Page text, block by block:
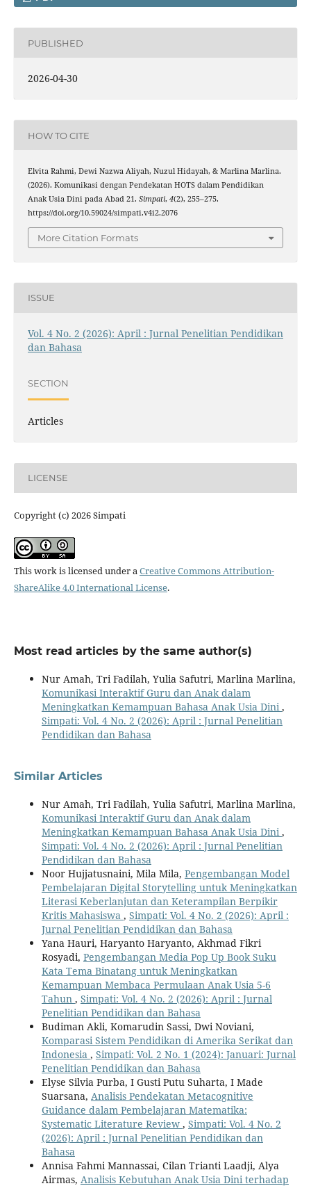
PUBLISHED
2026-04-30
HOW TO CITE
Elvita Rahmi, Dewi Nazwa Aliyah, Nuzul Hidayah, & Marlina Marlina.
(2026). Komunikasi dengan Pendekatan HOTS dalam Pendidikan
Anak Usia Dini pada Abad 21. Simpati, 4(2), 255–275.
https://doi.org/10.59024/simpati.v4i2.2076
More Citation Formats
ISSUE
Vol. 4 No. 2 (2026): April : Jurnal Penelitian Pendidikan
dan Bahasa
SECTION
Articles
LICENSE
Copyright (c) 2026 Simpati
This work is licensed under aCreative Commons Attribution-
ShareAlike 4.0 International License.
Most read articles by the same author(s)
Nur Amah, Tri Fadilah, Yulia Safutri, Marlina Marlina,
Komunikasi Interaktif Guru dan Anak dalam
Meningkatkan Kemampuan Bahasa Anak Usia Dini,
Simpati: Vol. 4 No. 2 (2026): April : Jurnal Penelitian
Pendidikan dan Bahasa
Similar Articles
Nur Amah, Tri Fadilah, Yulia Safutri, Marlina Marlina,
Komunikasi Interaktif Guru dan Anak dalam
Meningkatkan Kemampuan Bahasa Anak Usia Dini,
Simpati: Vol. 4 No. 2 (2026): April : Jurnal Penelitian
Pendidikan dan Bahasa
Noor Hujjatusnaini, Mila Mila, Pengembangan Model
Pembelajaran Digital Storytelling untuk Meningkatkan
Literasi Keberlanjutan dan Keterampilan Berpikir
Kritis Mahasiswa , Simpati: Vol. 4 No. 2 (2026): April :
Jurnal Penelitian Pendidikan dan Bahasa
Yana Hauri, Haryanto Haryanto, Akhmad Fikri
Rosyadi, Pengembangan Media Pop Up Book Suku
Kata Tema Binatang untuk Meningkatkan
Kemampuan Membaca Permulaan Anak Usia 5-6
Tahun , Simpati: Vol. 4 No. 2 (2026): April : Jurnal
Penelitian Pendidikan dan Bahasa
Budiman Akli, Komarudin Sassi, Dwi Noviani,
Komparasi Sistem Pendidikan di Amerika Serikat dan
Indonesia , Simpati: Vol. 2 No. 1 (2024): Januari: Jurnal
Penelitian Pendidikan dan Bahasa
Elyse Silvia Purba, I Gusti Putu Suharta, I Made
Suarsana, Analisis Pendekatan Metacognitive
Guidance dalam Pembelajaran Matematika:
Systematic Literature Review , Simpati: Vol. 4 No. 2
(2026): April : Jurnal Penelitian Pendidikan dan
Bahasa
Annisa Fahmi Mannassai, Cilan Trianti Laadji, Alya
Airmas, Analisis Kebutuhan Anak Usia Dini terhadap